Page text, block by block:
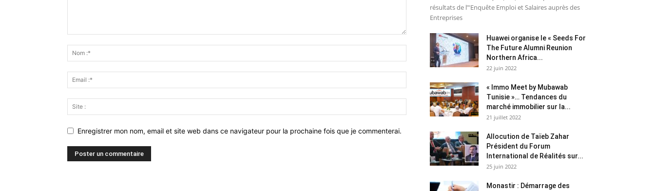
Enregistrer mon nom, email et site web dans ce navigateur pour la prochaine fois que je commenterai.
résultats de l’"Enquête Emploi et Salaires auprès des
Entreprises
Huawei organise le « Seeds For
The Future Alumni Reunion
Northern Africa...
22 juin 2022
« Immo Meet by Mubawab
Tunisie »… Tendances du
marché immobilier sur la...
21 juillet 2022
Allocution de Taïeb Zahar
Président du Forum
International de Réalités sur...
25 juin 2022
Monastir : Démarrage des